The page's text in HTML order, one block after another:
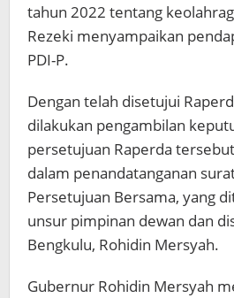
tahun 2022 tentang
Rezeki menyampaikan
PDI-P.
Dengan telah disetujui
dilakukan pengambilan
persetujuan Raperda
dalam penandatanganan
Persetujuan Bersama, yang
unsur pimpinan dewan dan
Bengkulu, Rohidin Mersyah.
Gubernur Rohidin Mersyah